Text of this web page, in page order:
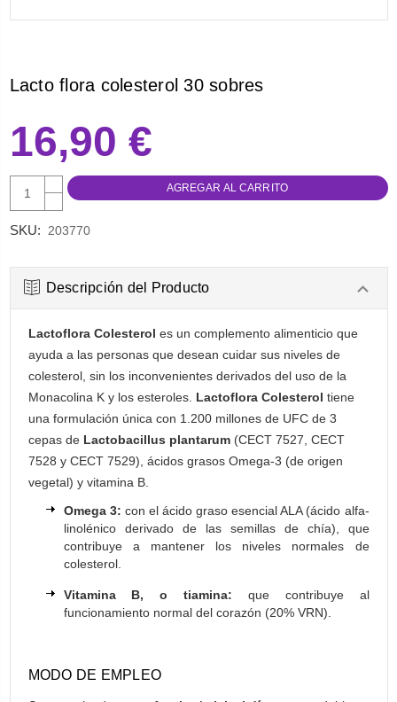
Lacto flora colesterol 30 sobres
16,90 €
AUMENTAR
CANTIDAD:
DISMINUIR
SKU: 203770
Descripción del Producto
Lactoflora Colesterol es un complemento alimenticio que
ayuda a las personas que desean cuidar sus niveles de
colesterol, sin los inconvenientes derivados del uso de la
Monacolina K y los esteroles. Lactoflora Colesterol tiene
una formulación única con 1.200 millones de UFC de 3
cepas de Lactobacillus plantarum(CECT 7527, CECT
7528 y CECT 7529), ácidos grasos Omega-3 (de origen
vegetal) y vitamina B.
Omega 3: con el ácido graso esencial ALA (ácido alfa-
linolénico derivado de las semillas de chía), que
contribuye a mantener los niveles normales de
colesterol.
Vitamina B, o tiamina: que contribuye al
funcionamiento normal del corazón (20% VRN).
MODO DE EMPLEO